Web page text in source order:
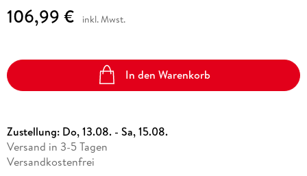
106,99 € inkl. Mwst.
In den Warenkorb
Zustellung: Do, 13.08. - Sa, 15.08.
Versand in 3-5 Tagen
Versandkostenfrei